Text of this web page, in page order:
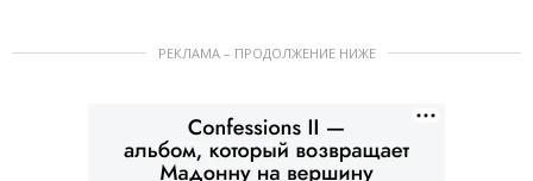
РЕКЛАМА – ПРОДОЛЖЕНИЕ НИЖЕ